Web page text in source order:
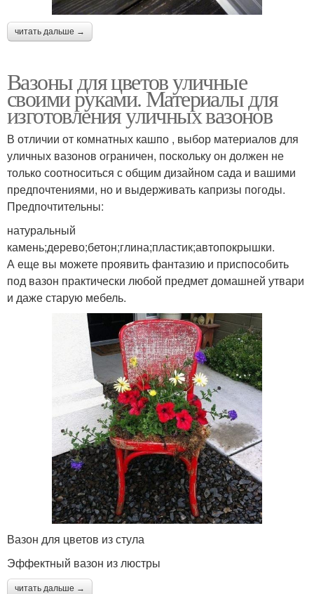
читать дальше →
Вазоны для цветов уличные
своими руками. Материалы для
изготовления уличных вазонов
В отличии от комнатных кашпо , выбор материалов для
уличных вазонов ограничен, поскольку он должен не
только соотноситься с общим дизайном сада и вашими
предпочтениями, но и выдерживать капризы погоды.
Предпочтительны:
натуральный
камень;дерево;бетон;глина;пластик;автопокрышки.
А еще вы можете проявить фантазию и приспособить
под вазон практически любой предмет домашней утвари
и даже старую мебель.
Вазон для цветов из стула
Эффектный вазон из люстры
читать дальше →